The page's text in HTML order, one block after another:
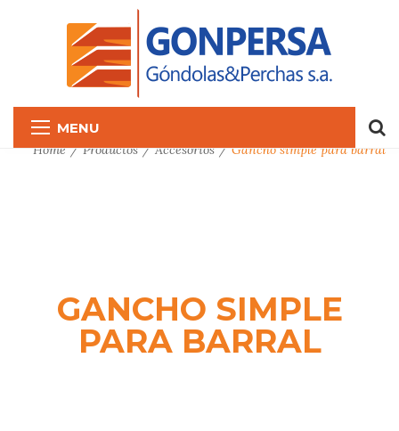
MENU
Home Productos Accesorios Gancho simple para barral
GANCHO SIMPLE
PARA BARRAL